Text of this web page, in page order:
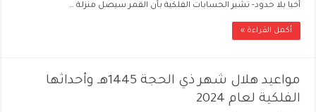
أخبا بلا حدود- تشير الحسابات الفلكية بأن القمر سيصل منزلة …
أكمل القراءة »
مواعيد هلال شهر ذي الحجة 1445هـ وأحداثها
الفلكية لعام 2024